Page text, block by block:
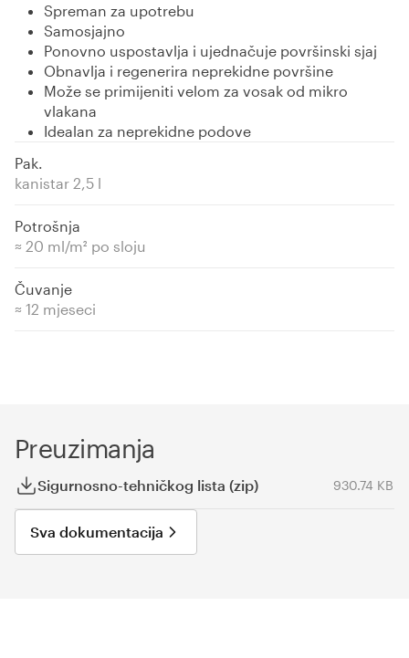
Spreman za upotrebu
Samosjajno
Ponovno uspostavlja i ujednačuje površinski sjaj
Obnavlja i regenerira neprekidne površine
Može se primijeniti velom za vosak od mikro
vlakana
Idealan za neprekidne podove
Pak.
kanistar 2,5 l
Potrošnja
≈ 20 ml/m² po sloju
Čuvanje
≈ 12 mjeseci
Preuzimanja
Sigurnosno-tehničkog lista (zip) 930.74 KB
Sva dokumentacija